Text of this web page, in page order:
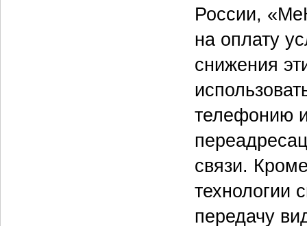
России,
на оплату
снижения
телефонию
связи.
технологии
передачу